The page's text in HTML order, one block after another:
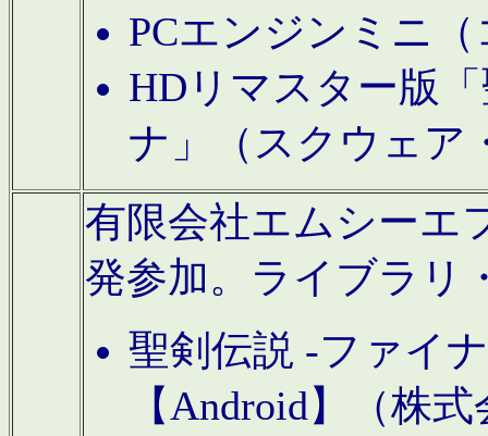
PCエンジンミニ
HDリマスター版
ナ」（スクウェア
有限会社エムシーエ
発参加。ライブラリ
聖剣伝説 -ファイ
【Android】（株